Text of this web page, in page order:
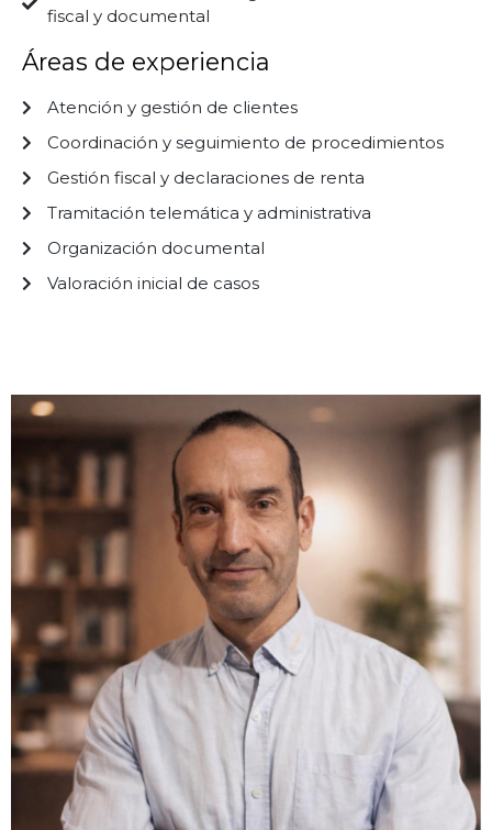
fiscal y documental
Áreas de experiencia
Atención y gestión de clientes
Coordinación y seguimiento de procedimientos
Gestión fiscal y declaraciones de renta
Tramitación telemática y administrativa
Organización documental
Valoración inicial de casos